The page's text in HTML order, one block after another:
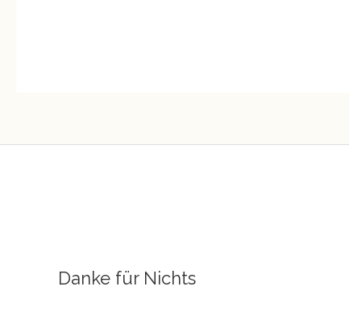
Danke für Nichts